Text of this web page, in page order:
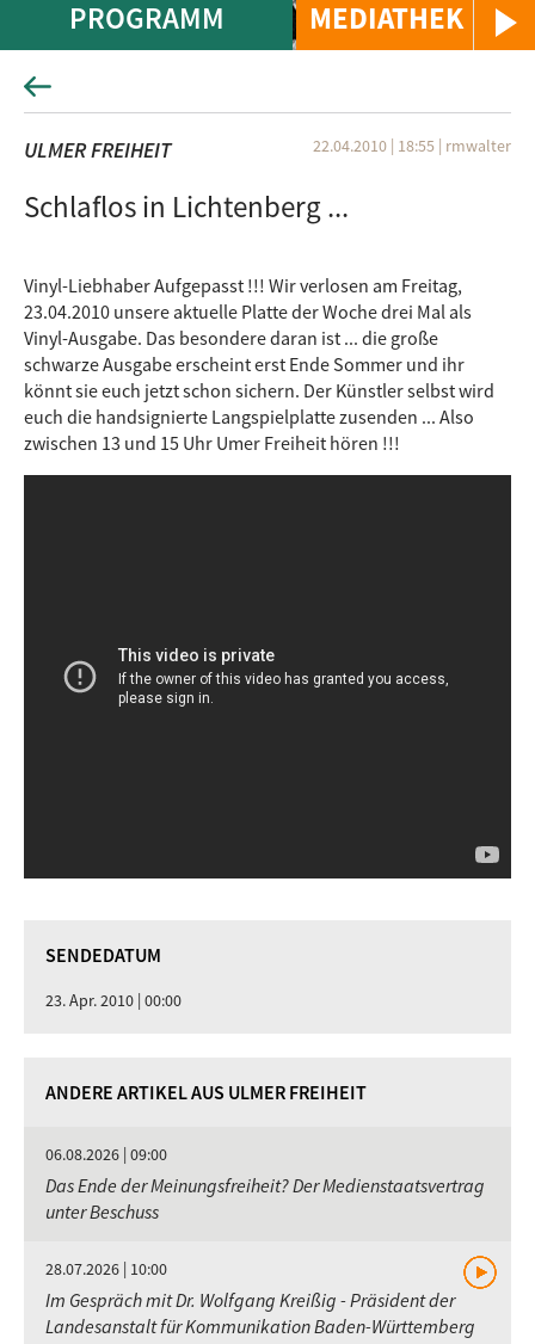
MEDIATHEK
PROGRAMM
ULMER FREIHEIT 22.04.2010 | 18:55 | rmwalter
Schlaflos in Lichtenberg ...
Vinyl-Liebhaber Aufgepasst !!! Wir verlosen am Freitag,
23.04.2010 unsere aktuelle Platte der Woche drei Mal als
Vinyl-Ausgabe. Das besondere daran ist ... die große
schwarze Ausgabe erscheint erst Ende Sommer und ihr
könnt sie euch jetzt schon sichern. Der Künstler selbst wird
euch die handsignierte Langspielplatte zusenden ... Also
zwischen 13 und 15 Uhr Umer Freiheit hören !!!
SENDEDATUM
23. Apr. 2010 | 00:00
ANDERE ARTIKEL AUS ULMER FREIHEIT
06.08.2026 | 09:00
Das Ende der Meinungsfreiheit? Der Medienstaatsvertrag
unter Beschuss
28.07.2026 | 10:00
Im Gespräch mit Dr. Wolfgang Kreißig - Präsident der
Landesanstalt für Kommunikation Baden-Württemberg